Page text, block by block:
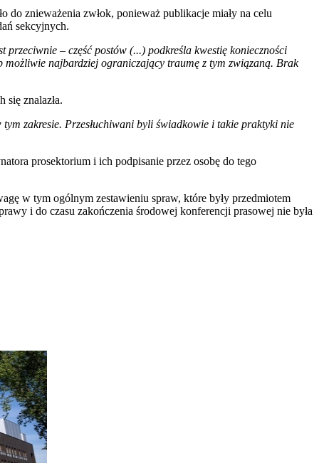
do znieważenia zwłok, ponieważ publikacje miały na celu
sekcyjnych.
– część postów (...) podkreśla kwestię konieczności
możliwie najbardziej ograniczający traumę z tym związaną. Brak
się znalazła.
zakresie. Przesłuchiwani byli świadkowie i takie praktyki nie
prosektorium i ich podpisanie przez osobę do tego
w tym ogólnym zestawieniu spraw, które były przedmiotem
i do czasu zakończenia środowej konferencji prasowej nie była